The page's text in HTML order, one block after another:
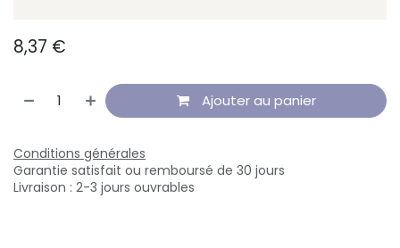
8,37 €
Ajouter au panier
Conditions générales
Garantie satisfait ou remboursé de 30 jours
Livraison : 2-3 jours ouvrables